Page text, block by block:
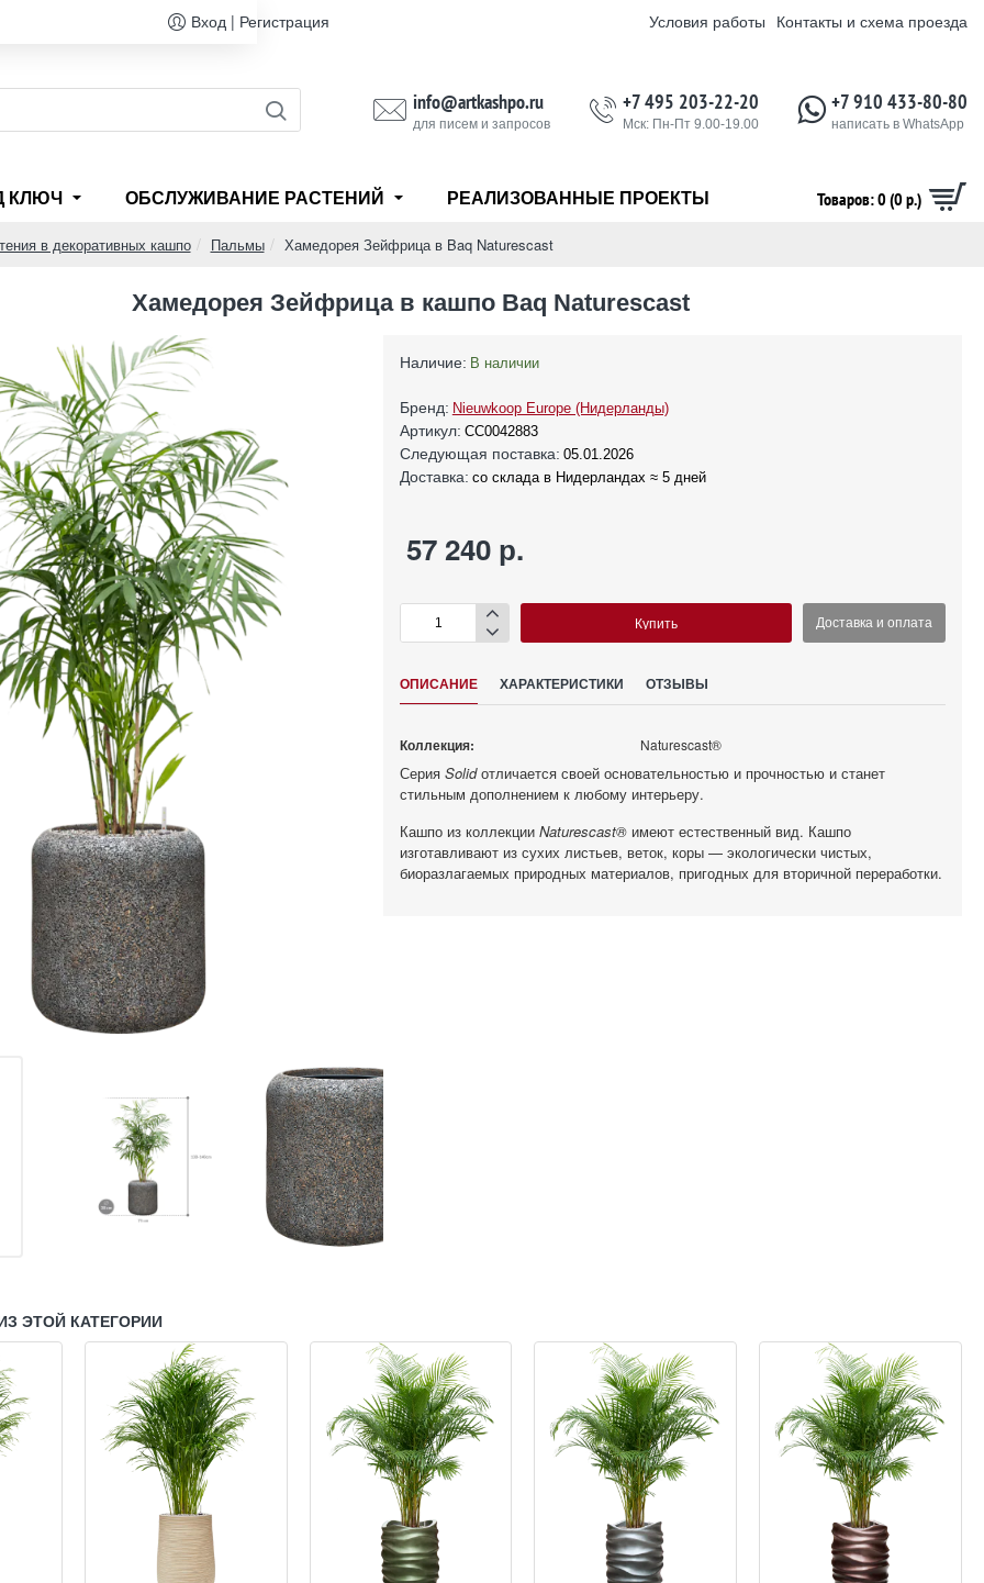
Вход | Регистрация Условия работы Контакты и схема проезда
info@artkashpo.ru
для писем и запросов
+7 495 203-22-20
Мск: Пн-Пт 9.00-19.00
+7 910 433-80-80
написать в WhatsApp
КЛЮЧ ОБСЛУЖИВАНИЕ РАСТЕНИЙ РЕАЛИЗОВАННЫЕ ПРОЕКТЫ Товаров: 0 (0 р.)
в декоративных кашпо Пальмы Хамедорея Зейфрица в Baq Naturescast
Хамедорея Зейфрица в кашпо Baq Naturescast
ОПИСАНИЕ ХАРАКТЕРИСТИКИ ОТЗЫВЫ
Коллекция: Naturescast®
Серия Solidотличается своей основательностью и прочностью и станет
стильным дополнением к любому интерьеру.
Кашпо из коллекции Naturescast®имеют естественный вид. Кашпо
изготавливают из сухих листьев, веток, коры — экологически чистых,
биоразлагаемых природных материалов, пригодных для вторичной переработки.
Наличие: В наличии
Бренд: Nieuwkoop Europe (Нидерланды)
Артикул: CC0042883
Следующая поставка: 05.01.2026
Доставка: со склада в Нидерландах ≈ 5 дней
57 240 р.
Купить Доставка и оплата
ЭТОЙ КАТЕГОРИИ